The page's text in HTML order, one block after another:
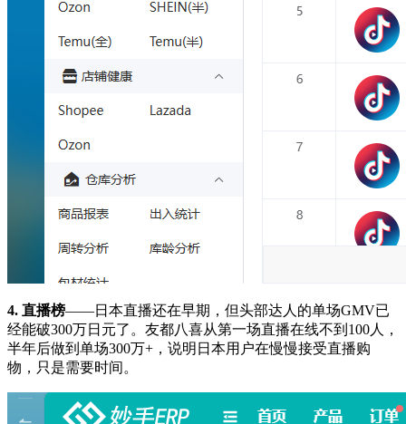
4. 直播榜——日本直播还在早期，但头部达人的单场GMV已
经能破300万日元了。友都八喜从第一场直播在线不到100人，
半年后做到单场300万+，说明日本用户在慢慢接受直播购
物，只是需要时间。